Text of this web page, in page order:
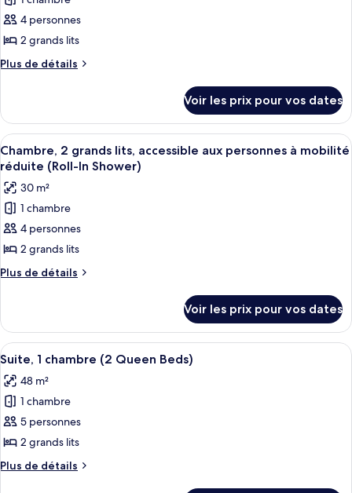
à
mobilité
réduite
(Hearing)
accessible
aux
à
pour
ce
type
de
Chambre,
2
grands
lits
4 personnes
2 grands lits
Plus de détails
Plus
le
type
de
chambre
Chambre,
2
grands
lits
Voir les prix pour vos dates
Afficher
toutes
les
photos
pour
ce
type
de
2
grands
lits,
accessible
aux
personnes
à
mobilité
réduite
Une chambre d’hôtel avec deux lits,
4
Chambre, 2 grands lits, accessible aux personnes à mobilité
réduite (Roll-In Shower)
30 m²
1 chambre
4 personnes
2 grands lits
Plus de détails
Plus
le
type
de
Chambre,
2
lits,
accessible
personnes
Voir les prix pour vos dates
Afficher
toutes
les
photos
pour
ce
type
de
Un salon moderne avec un canapé,
9
Suite, 1 chambre (2 Queen Beds)
48 m²
1 chambre
5 personnes
2 grands lits
Plus de détails
Plus